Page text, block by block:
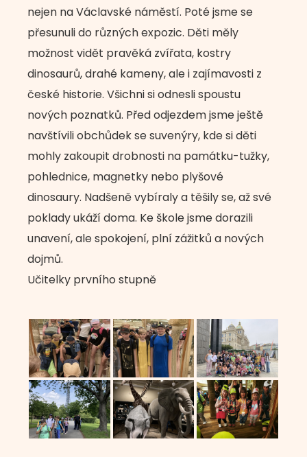
nejen na Václavské náměstí. Poté jsme se
přesunuli do různých expozic. Děti měly
možnost vidět pravěká zvířata, kostry
dinosaurů, drahé kameny, ale i zajímavosti z
české historie. Všichni si odnesli spoustu
nových poznatků. Před odjezdem jsme ještě
navštívili obchůdek se suvenýry, kde si děti
mohly zakoupit drobnosti na památku-tužky,
pohlednice, magnetky nebo plyšové
dinosaury. Nadšeně vybíraly a těšily se, až své
poklady ukáží doma. Ke škole jsme dorazili
unavení, ale spokojení, plní zážitků a nových
dojmů.
Učitelky prvního stupně